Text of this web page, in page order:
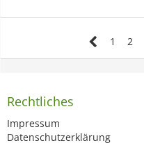
1 2
Rechtliches
Impressum
Datenschutzerklärung